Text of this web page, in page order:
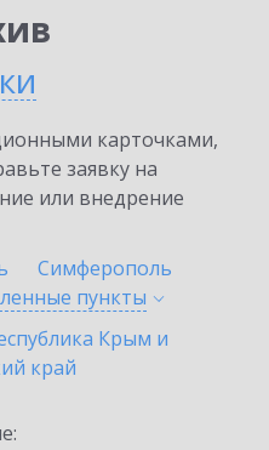
карточками,
заявку на
или внедрение
Симферополь
пункты
Крым и
край